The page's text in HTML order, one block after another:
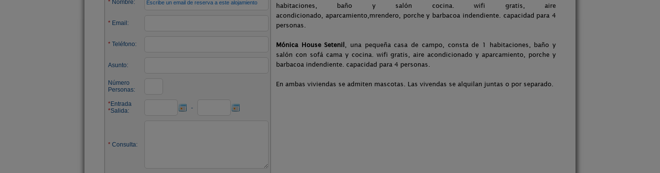
habitaciones, baño y salón cocina. wifi gratis, aire
acondicionado, aparcamiento,mrendero, porche y barbacoa indendiente. capacidad para 4
personas.
Mónica House Setenil , una pequeña casa de campo, consta de 1 habitaciones, baño y
salón con sofá cama y cocina. wifi gratis, aire acondicionado y aparcamiento, porche y
barbacoa indendiente. capacidad para 4 personas.
En ambas viviendas se admiten mascotas. Las vivendas se alquilan juntas o por separado.